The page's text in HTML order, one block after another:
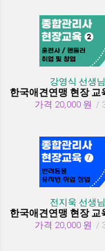
강영식 선생님
가격 20,000 원 /
전지욱 선생님
가격 20,000 원 /